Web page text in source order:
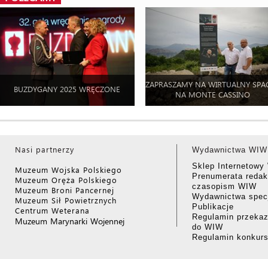
BUZDYGANY 2025 WRĘCZONE
ZAPRASZAMY NA WIRTUALNY
NA MONTE CASSINO
Nasi partnerzy
Muzeum Wojska Polskiego
Muzeum Oręża Polskiego
Muzeum Broni Pancernej
Muzeum Sił Powietrznych
Centrum Weterana
Muzeum Marynarki Wojennej
Wydawnictwa WIW
Sklep Internetowy
Prenumerata
czasopism WIW
Wydawnictwa
Publikacje
Regulamin
do WIW
Regulamin